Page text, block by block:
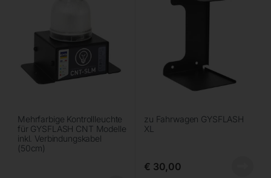
Mehrfarbige Kontrollleuchte
für GYSFLASH CNT Modelle
inkl. Verbindungskabel
(50cm)
zu Fahrwagen GYSFLASH
XL
€ 30,00